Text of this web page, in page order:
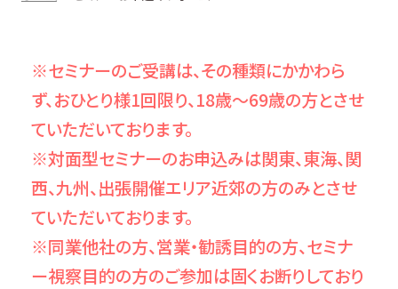
※セミナーのご受講は、その種類にかかわら
ず、おひとり様1回限り、18歳～69歳の方とさせ
ていただいております。
※対面型セミナーのお申込みは関東、東海、関
西、九州、出張開催エリア近郊の方のみとさせ
ていただいております。
※同業他社の方、営業・勧誘目的の方、セミナ
ー視察目的の方のご参加は固くお断りしており